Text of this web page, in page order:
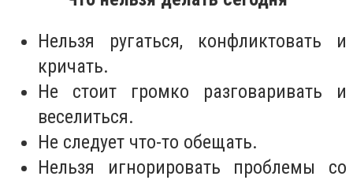
Нельзя ругаться, конфликтовать и
кричать.
Не стоит громко разговаривать и
веселиться.
Не следует что-то обещать.
Нельзя игнорировать проблемы со